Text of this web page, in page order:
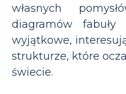
własnych
diagramów
wyjątkowe,
strukturze, które
świecie.